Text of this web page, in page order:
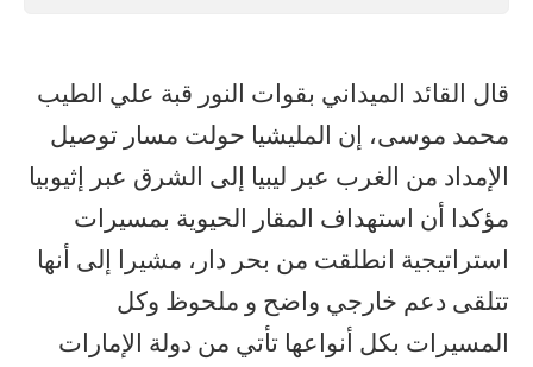
قال القائد الميداني بقوات النور قبة علي الطيب
محمد موسى، إن المليشيا حولت مسار توصيل
الإمداد من الغرب عبر ليبيا إلى الشرق عبر إثيوبيا
مؤكدا أن استهداف المقار الحيوية بمسيرات
استراتيجية انطلقت من بحر دار، مشيرا إلى أنها
تتلقى دعم خارجي واضح و ملحوظ وكل
المسيرات بكل أنواعها تأتي من دولة الإمارات